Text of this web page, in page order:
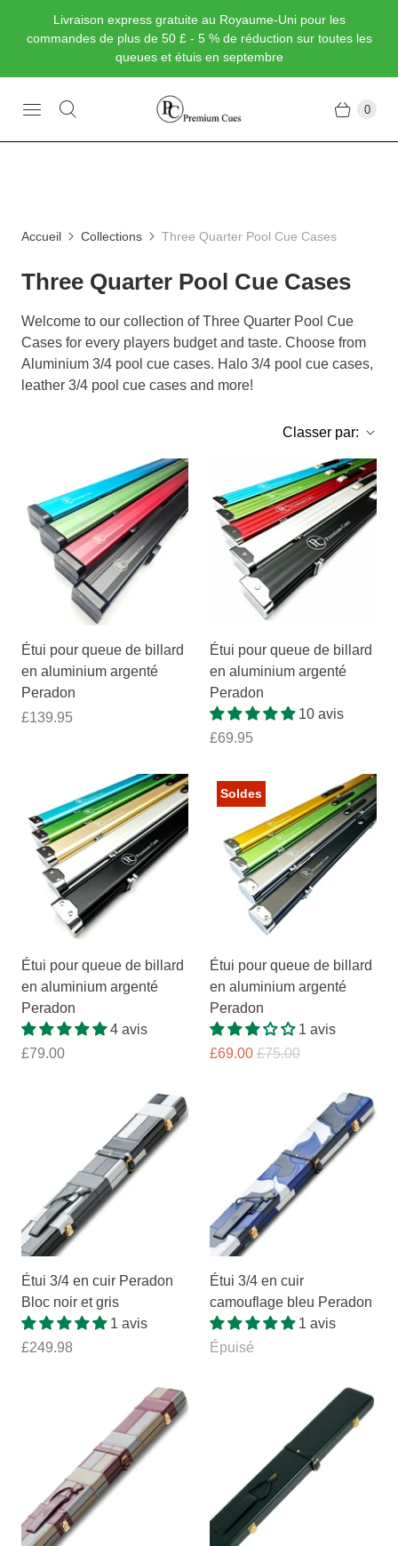
Livraison express gratuite au Royaume-Uni pour les
commandes de plus de 50 £ - 5 % de réduction sur toutes les
queues et étuis en septembre
0
Accueil Collections Three Quarter Pool Cue Cases
Three Quarter Pool Cue Cases
Welcome to our collection of Three Quarter Pool Cue
Cases for every players budget and taste. Choose from
Aluminium 3/4 pool cue cases. Halo 3/4 pool cue cases,
leather 3/4 pool cue cases and more!
Classer par:
Étui pour queue de billard
en aluminium argenté
Peradon
£139.95
Étui pour queue de billard
en aluminium argenté
Peradon
10 avis
£69.95
Étui pour queue de billard
en aluminium argenté
Peradon
4 avis
£79.00
Soldes
Étui pour queue de billard
en aluminium argenté
Peradon
1 avis
£69.00 £75.00
Étui 3/4 en cuir Peradon
Bloc noir et gris
1 avis
£249.98
Étui 3/4 en cuir
camouflage bleu Peradon
1 avis
Épuisé